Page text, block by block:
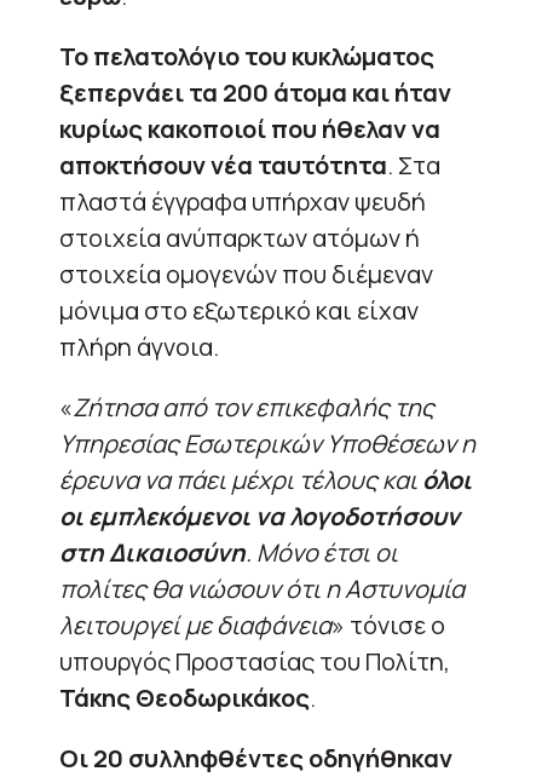
Το πελατολόγιο του κυκλώματος
ξεπερνάει τα 200 άτομα και ήταν
κυρίως κακοποιοί που ήθελαν να
αποκτήσουν νέα ταυτότητα. Στα
πλαστά έγγραφα υπήρχαν ψευδή
στοιχεία ανύπαρκτων ατόμων ή
στοιχεία ομογενών που διέμεναν
μόνιμα στο εξωτερικό και είχαν
πλήρη άγνοια.
«Ζήτησα από τον επικεφαλής της
Υπηρεσίας Εσωτερικών Υποθέσεων η
έρευνα να πάει μέχρι τέλους και όλοι
οι εμπλεκόμενοι να λογοδοτήσουν
στη Δικαιοσύνη. Μόνο έτσι οι
πολίτες θα νιώσουν ότι η Αστυνομία
λειτουργεί με διαφάνεια» τόνισε ο
υπουργός Προστασίας του Πολίτη,
Τάκης Θεοδωρικάκος.
Οι 20 συλληφθέντες οδηγήθηκαν